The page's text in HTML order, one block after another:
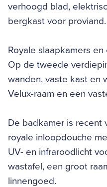
verhoogd blad,
bergkast voor proviand.
Royale slaapkamers
Op de tweede
wanden, vaste kast en
Velux-raam en een
De badkamer is recent
royale inloopdouche
UV- en infraroodlicht
wastafel, een groot
linnengoed.